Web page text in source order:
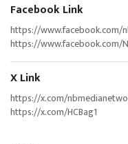
Facebook Link
https://www.facebook.com/
https://www.facebook.com/
X Link
https://x.com/
https://x.com/HCBag1